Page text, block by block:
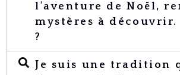
l'aventure de Noël,
mystères à
?
Je suis une tradition